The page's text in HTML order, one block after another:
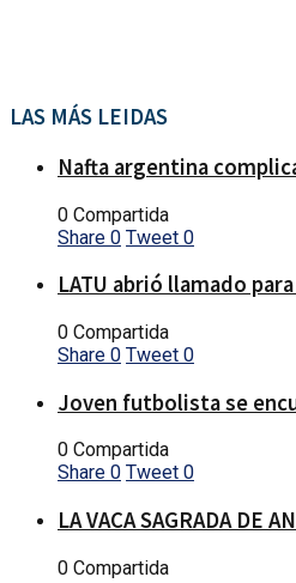
LAS MÁS LEIDAS
Nafta argentina
0 Compartida
Share 0 Tweet 0
LATU abrió llamado
0 Compartida
Share 0 Tweet 0
Joven futbolista se
0 Compartida
Share 0 Tweet 0
LA VACA SAGRADA DE
0 Compartida